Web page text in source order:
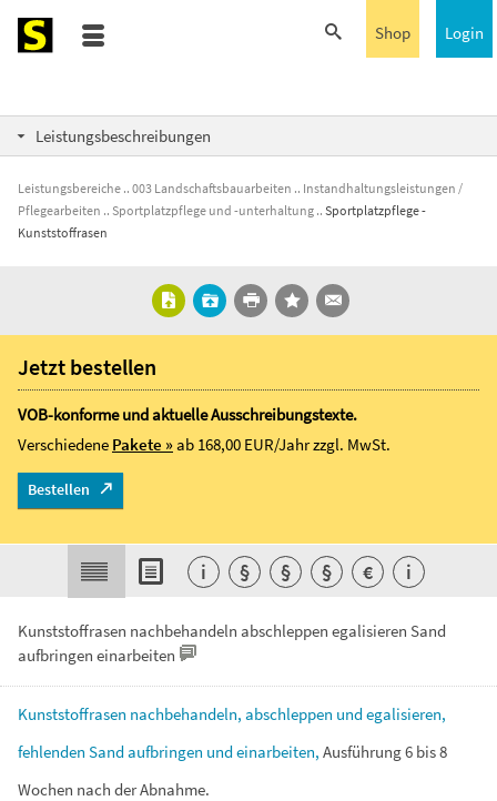
Login
Shop
Leistungsbeschreibungen
Leistungsbereiche 003 Landschaftsbauarbeiten
Instandhaltungsleistungen /
Pflegearbeiten
Sportplatzpflege und -unterhaltung
Sportplatzpflege -
Kunststoffrasen
Kunststoffrasen nachbehandeln abschleppen egalisieren Sand
aufbringen einarbeiten
Kunststoffrasen nachbehandeln, abschleppen undegalisieren,
fehlenden Sandaufbringen undeinarbeiten, Ausführung6 bis8
Wochen nach derAbnahme.
Jetzt bestellen
VOB-konforme und aktuelle Ausschreibungstexte.
Verschiedene Pakete »ab 168,00 EUR/Jahrzzgl. MwSt.
Bestellen
i § § § € i